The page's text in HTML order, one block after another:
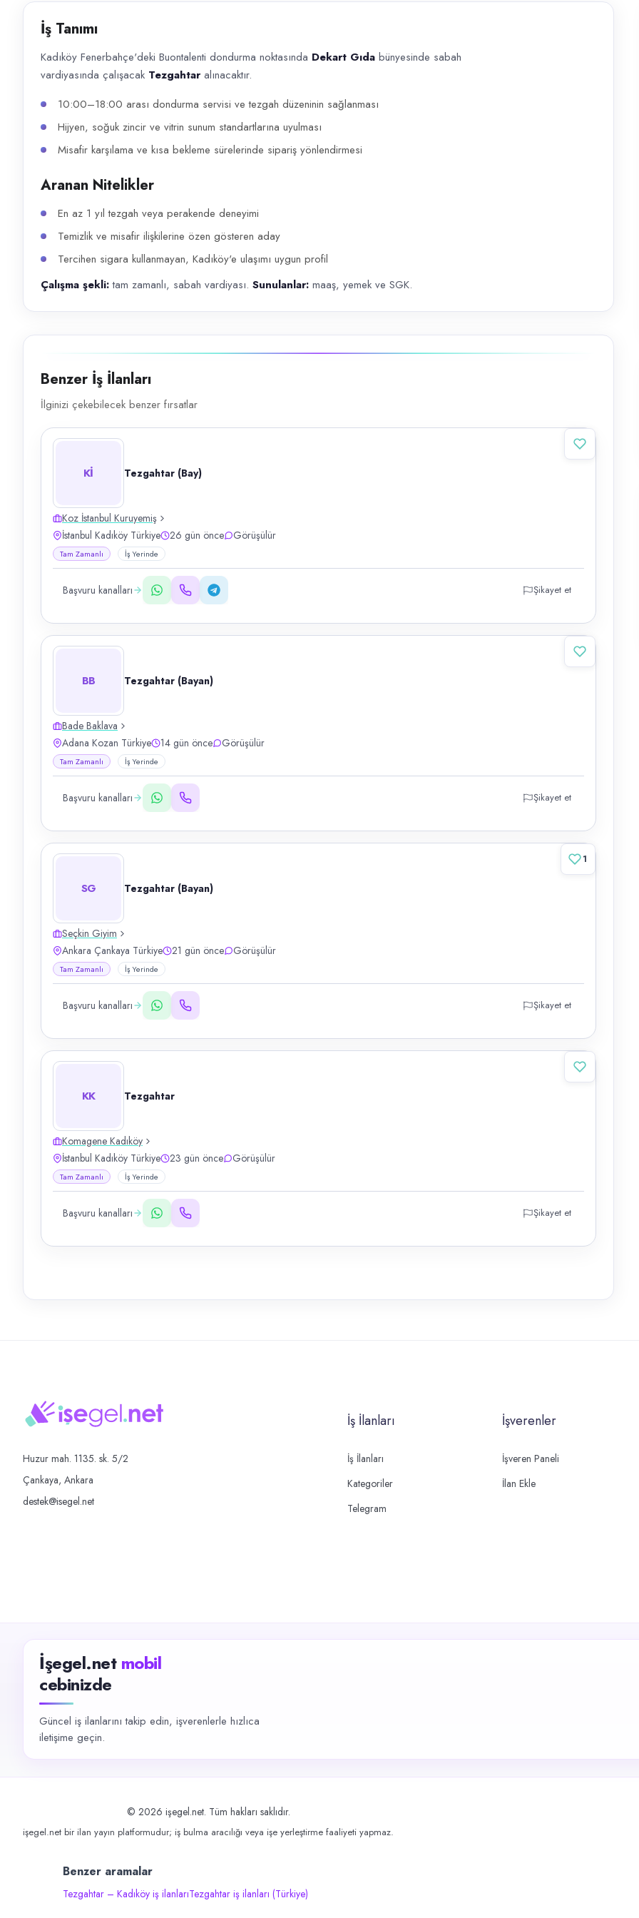
Başvuru kanalları
WhatsApp, Telefon
İlan açıklaması
İş Tanımı
Kadıköy Fenerbahçe'deki Buontalenti dondurma noktasında Dekart Gıda bünyesinde sabah
vardiyasında çalışacak Tezgahtaralınacaktır.
10:00–18:00 arası dondurma servisi ve tezgah düzeninin sağlanması
Hijyen, soğuk zincir ve vitrin sunum standartlarına uyulması
Misafir karşılama ve kısa bekleme sürelerinde sipariş yönlendirmesi
Aranan Nitelikler
En az 1 yıl tezgah veya perakende deneyimi
Temizlik ve misafir ilişkilerine özen gösteren aday
Tercihen sigara kullanmayan, Kadıköy'e ulaşımı uygun profil
Çalışma şekli:tam zamanlı, sabah vardiyası. Sunulanlar: maaş, yemek ve SGK.
Benzer İş İlanları
İlginizi çekebilecek benzer fırsatlar
Kİ Tezgahtar (Bay)
Koz İstanbul Kuruyemiş
İstanbul Kadıköy Türkiye
26 gün önce Görüşülür
Tam Zamanlı İş Yerinde
Başvuru kanalları Şikayet et
BB Tezgahtar (Bayan)
Bade Baklava
Adana Kozan Türkiye
14 gün önce Görüşülür
Tam Zamanlı İş Yerinde
Başvuru kanalları Şikayet et
SG Tezgahtar (Bayan)
Seçkin Giyim
Ankara Çankaya Türkiye
21 gün önce Görüşülür
Tam Zamanlı İş Yerinde
Başvuru kanalları Şikayet et
1
KK Tezgahtar
Komagene Kadıköy
İstanbul Kadıköy Türkiye
23 gün önce Görüşülür
Tam Zamanlı İş Yerinde
Başvuru kanalları Şikayet et
Huzur mah. 1135. sk. 5/2
Çankaya, Ankara
destek@isegel.net
İş İlanları
İş İlanları
Kategoriler
Telegram
İşverenler
İşveren Paneli
İlan Ekle
İşegel.net mobil
cebinizde
Güncel iş ilanlarını takip edin, işverenlerle hızlıca
iletişime geçin.
© 2026 işegel.net. Tüm hakları saklıdır.
işegel.net bir ilan yayın platformudur; iş bulma aracılığı veya işe yerleştirme faaliyeti yapmaz.
Benzer aramalar
Tezgahtar – Kadıköy iş ilanlarıTezgahtar iş ilanları (Türkiye)